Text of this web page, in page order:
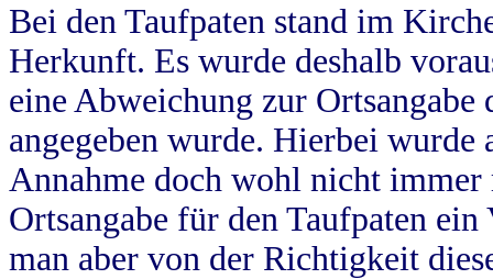
Bei den Taufpaten stand im
Herkunft. Es wurde deshalb
eine Abweichung zur
angegeben wurde. Hierbei wurde
Annahme doch wohl nicht
Ortsangabe für den Taufpaten
man aber von der Richtigkeit